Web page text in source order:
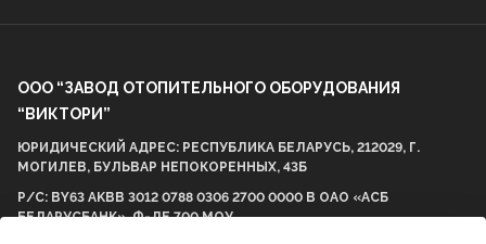
ООО “ЗАВОД ОТОПИТЕЛЬНОГО ОБОРУДОВАНИЯ
“ВИКТОРИ”
ЮРИДИЧЕСКИЙ АДРЕС: РЕСПУБЛИКА БЕЛАРУСЬ, 212029, Г.
МОГИЛЕВ, БУЛЬВАР НЕПОКОРЕННЫХ, 43Б
Р/С: BY63 AKBB 3012 0788 0306 2700 0000 В ОАО «АСБ
БЕЛАРУСБАНК», Ф-ЛЕ 700 МОУ